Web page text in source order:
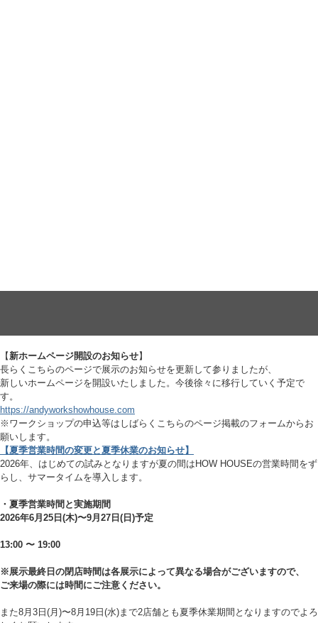
【新ホームページ開設のお知らせ】
長らくこちらのページで展示のお知らせを更新して参りましたが、
新しいホームページを開設いたしました。今後徐々に移行していく予定で
す。
https://andyworkshowhouse.com
※ワークショップの申込等はしばらくこちらのページ掲載のフォームからお
願いします。
【夏季営業時間の変更と夏季休業のお知らせ】
2026年、はじめての試みとなりますが夏の間はHOW HOUSEの営業時間をず
らし、サマータイムを導入します。
・夏季営業時間と実施期間
2026年6月25日(木)〜9月27日(日)予定
13:00 〜 19:00
※展示最終日の閉店時間は各展示によって異なる場合がございますので、
ご来場の際には時間にご注意ください。
また8月3日(月)〜8月19日(水)まで2店舗とも夏季休業期間となりますのでよろ